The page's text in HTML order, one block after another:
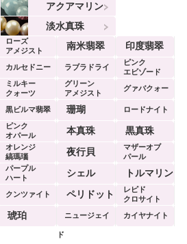
アクアマリン
淡水真珠
ローズ
アメジスト
南米翡翠
印度翡翠
カルセドニー ラブラドライ
ピンク
エビゾード
ミルキー
クォーツ
グリーン
アメジスト
グァバクォー
黒ビルマ翡翠 珊瑚
ロードナイト
ピンク
オパール
本真珠 黒真珠
オレンジ
縞瑪瑙
夜行貝
マザーオブ
パール
パープル
ハート
シェル トルマリン
クンツァイト ペリドット
レピド
クロサイト
琥珀 ニュージェイ
ド
カイヤナイト